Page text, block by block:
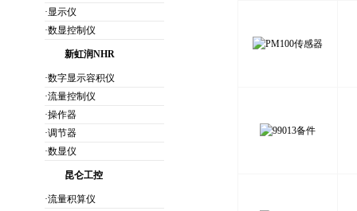
·显示仪
·数显控制仪
新虹润NHR
·数字显示容积仪
·流量控制仪
·操作器
·调节器
·数显仪
昆仑工控
·流量积算仪